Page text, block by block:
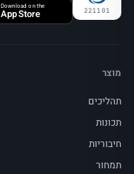
221101
Download on the
App Store
מוצר
תהליכים
תכונות
חיבוריות
תמחור